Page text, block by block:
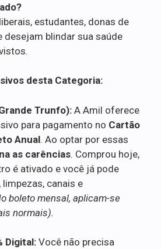
estudantes, donas de
desejam blindar sua saúde
desta Categoria:
Trunfo): A Amil oferece
para pagamento no Cartão
Anual. Ao optar por essas
as carências. Comprou hoje,
é ativado e você já pode
canais e
boleto mensal, aplicam-se
normais).
Digital: Você não precisa